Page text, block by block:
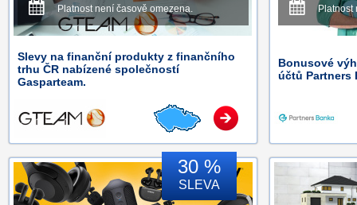
Platnost není časově omezena.
Slevy na finanční produkty z finančního
trhu ČR nabízené společností
Gasparteam.
Platnost
Bonusové
účtů Partners
30 %
SLEVA